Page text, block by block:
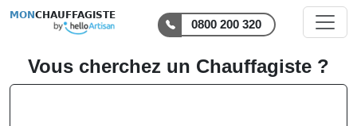
MON CHAUFFAGISTE
0800 200 320
Vous cherchez un Chauffagiste ?